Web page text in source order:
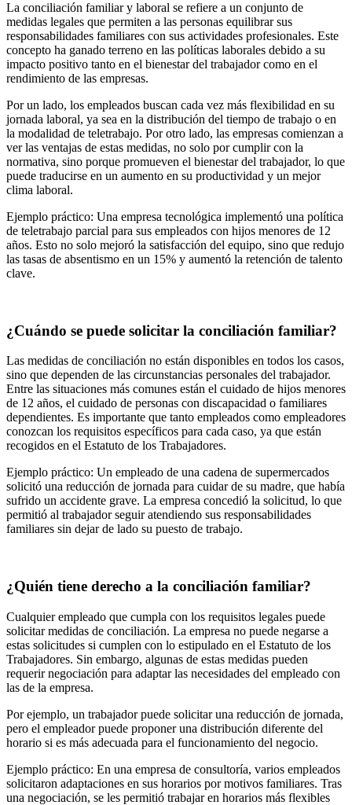
La conciliación familiar y laboral se refiere a un conjunto de
medidas legales que permiten a las personas equilibrar sus
responsabilidades familiares con sus actividades profesionales. Este
concepto ha ganado terreno en las políticas laborales debido a su
impacto positivo tanto en el bienestar del trabajador como en el
rendimiento de las empresas.
Por un lado, los empleados buscan cada vez más flexibilidad en su
jornada laboral, ya sea en la distribución del tiempo de trabajo o en
la modalidad de teletrabajo. Por otro lado, las empresas comienzan a
ver las ventajas de estas medidas, no solo por cumplir con la
normativa, sino porque promueven el bienestar del trabajador, lo que
puede traducirse en un aumento en su productividad y un mejor
clima laboral.
Ejemplo práctico: Una empresa tecnológica implementó una política
de teletrabajo parcial para sus empleados con hijos menores de 12
años. Esto no solo mejoró la satisfacción del equipo, sino que redujo
las tasas de absentismo en un 15% y aumentó la retención de talento
clave.
¿Cuándo se puede solicitar la conciliación familiar?
Las medidas de conciliación no están disponibles en todos los casos,
sino que dependen de las circunstancias personales del trabajador.
Entre las situaciones más comunes están el cuidado de hijos menores
de 12 años, el cuidado de personas con discapacidad o familiares
dependientes. Es importante que tanto empleados como empleadores
conozcan los requisitos específicos para cada caso, ya que están
recogidos en el Estatuto de los Trabajadores.
Ejemplo práctico: Un empleado de una cadena de supermercados
solicitó una reducción de jornada para cuidar de su madre, que había
sufrido un accidente grave. La empresa concedió la solicitud, lo que
permitió al trabajador seguir atendiendo sus responsabilidades
familiares sin dejar de lado su puesto de trabajo.
¿Quién tiene derecho a la conciliación familiar?
Cualquier empleado que cumpla con los requisitos legales puede
solicitar medidas de conciliación. La empresa no puede negarse a
estas solicitudes si cumplen con lo estipulado en el Estatuto de los
Trabajadores. Sin embargo, algunas de estas medidas pueden
requerir negociación para adaptar las necesidades del empleado con
las de la empresa.
Por ejemplo, un trabajador puede solicitar una reducción de jornada,
pero el empleador puede proponer una distribución diferente del
horario si es más adecuada para el funcionamiento del negocio.
Ejemplo práctico: En una empresa de consultoría, varios empleados
solicitaron adaptaciones en sus horarios por motivos familiares. Tras
una negociación, se les permitió trabajar en horarios más flexibles